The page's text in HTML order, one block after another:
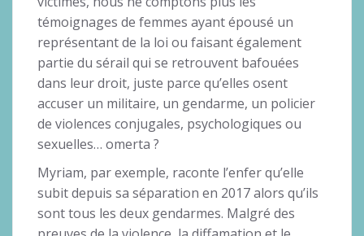
témoignages de femmes ayant épousé un
représentant de la loi ou faisant également
partie du sérail qui se retrouvent bafouées
dans leur droit, juste parce qu’elles osent
accuser un militaire, un gendarme, un policier
de violences conjugales, psychologiques ou
sexuelles… omerta ?
Myriam, par exemple, raconte l’enfer qu’elle
subit depuis sa séparation en 2017 alors qu’ils
sont tous les deux gendarmes. Malgré des